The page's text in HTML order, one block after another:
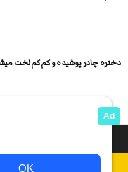
دختره چادر پوشیده و کم کم لخت
داستان سکسی ایرانی